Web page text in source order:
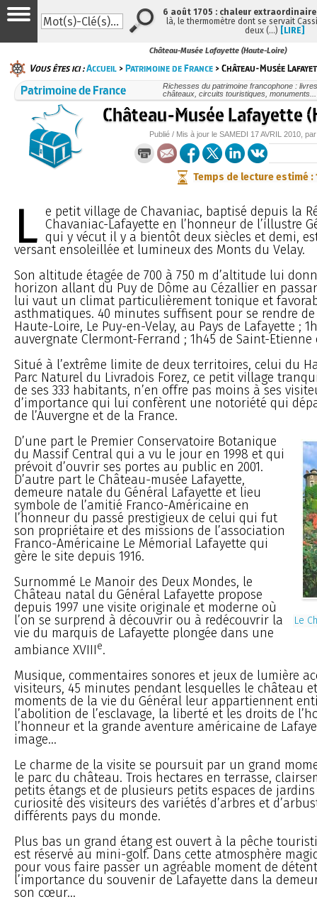
Château-Musée Lafayette (Haute-Loire)
Vous êtes ici :Accueil >Patrimoine de France > Château-Musée
Patrimoine de France
Richesses du patrimoine francophone :
châteaux, circuits touristiques, monuments...
Château-Musée Lafayette
Publié / Mis à jour le SAMEDI 17 AVRIL 2010 ,
Temps de lecture estimé :
L e petit village de Chavaniac, baptisé depuis la
Chavaniac-Lafayette en l’honneur de l’illustre
qui y vécut il y a bientôt deux siècles et demi,
versant ensoleillée et lumineux des Monts du Velay.
Son altitude étagée de 700 à 750 m d’altitude lui
horizon allant du Puy de Dôme au Cézallier en
lui vaut un climat particulièrement tonique et
asthmatiques. 40 minutes suffisent pour se rendre
Haute-Loire, Le Puy-en-Velay, au Pays de Lafayette ;
auvergnate Clermont-Ferrand ; 1h45 de Saint-Etienne
Situé à l’extrême limite de deux territoires, celui du
Parc Naturel du Livradois Forez, ce petit village
de ses 333 habitants, n’en offre pas moins à ses
d’importance qui lui confèrent une notoriété qui
de l’Auvergne et de la France.
Le
D’une part le Premier Conservatoire Botanique
du Massif Central qui a vu le jour en 1998 et qui
prévoit d’ouvrir ses portes au public en 2001.
D’autre part le Château-musée Lafayette,
demeure natale du Général Lafayette et lieu
symbole de l’amitié Franco-Américaine en
l’honneur du passé prestigieux de celui qui fut
son propriétaire et des missions de l’association
Franco-Américaine Le Mémorial Lafayette qui
gère le site depuis 1916.
Surnommé Le Manoir des Deux Mondes, le
Château natal du Général Lafayette propose
depuis 1997 une visite originale et moderne où
l’on se surprend à découvrir ou à redécouvrir la
vie du marquis de Lafayette plongée dans une
ambiance XVIIIe.
Musique, commentaires sonores et jeux de lumière
visiteurs, 45 minutes pendant lesquelles le château
moments de la vie du Général leur appartiennent
l’abolition de l’esclavage, la liberté et les droits de
l’honneur et la grande aventure américaine de
image...
Le charme de la visite se poursuit par un grand
le parc du château. Trois hectares en terrasse,
petits étangs et de plusieurs petits espaces de
curiosité des visiteurs des variétés d’arbres et
différents pays du monde.
Plus bas un grand étang est ouvert à la pêche
est réservé au mini-golf. Dans cette atmosphère
pour vous faire passer un agréable moment de
l’importance du souvenir de Lafayette dans la
son cœur...
6 août 1705 : chaleur
là, le thermomètre dont se servait
deux (…) [LIRE]